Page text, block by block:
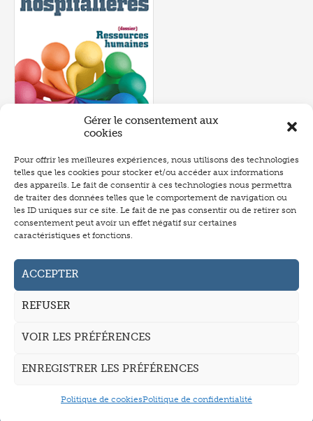
Gérer le consentement aux
cookies
Pour offrir les meilleures expériences, nous utilisons des technologies
telles que les cookies pour stocker et/ou accéder aux informations
des appareils. Le fait de consentir à ces technologies nous permettra
de traiter des données telles que le comportement de navigation ou
les ID uniques sur ce site. Le fait de ne pas consentir ou de retirer son
consentement peut avoir un effet négatif sur certaines
caractéristiques et fonctions.
ACCEPTER
REFUSER
VOIR LES PRÉFÉRENCES
ENREGISTRER LES PRÉFÉRENCES
Politique de cookiesPolitique de confidentialité
Numéro 510- novembre 2011
P.567
Annonceurs
Auteurs
Mentions légales
CGV
Partagez